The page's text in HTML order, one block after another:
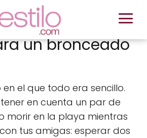
un bronceado
el que todo era sencillo.
en cuenta un par de
morir en la playa mientras
tus amigas: esperar dos